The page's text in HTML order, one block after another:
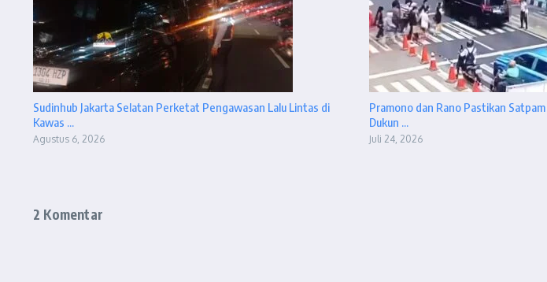
Sudinhub Jakarta Selatan Perketat Pengawasan Lalu Lintas di
Kawas ...
Agustus 6, 2026
Pramono dan Rano Pastikan
Dukun ...
Juli 24, 2026
2 Komentar